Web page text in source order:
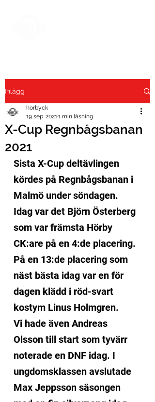
Inlägg
X-Cup Regnbågsbanan
2021
horbyck
19 sep. 20211 min läsning
Sista X-Cup deltävlingen
kördes på Regnbågsbanan i
Malmö under söndagen.
Idag var det Björn Österberg
som var främsta Hörby
CK:are på en 4:de placering.
På en 13:de placering som
näst bästa idag var en för
dagen klädd i röd-svart
kostym Linus Holmgren.
Vi hade även Andreas
Olsson till start som tyvärr
noterade en DNF idag. I
ungdomsklassen avslutade
Max Jeppsson säsongen